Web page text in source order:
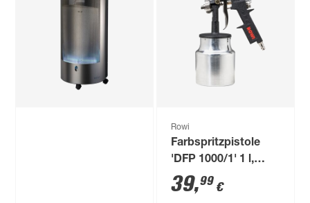
Rowi
Farbspritzpistole
'DFP 1000/1' 1 l,
130-250 l/min
39,99 €